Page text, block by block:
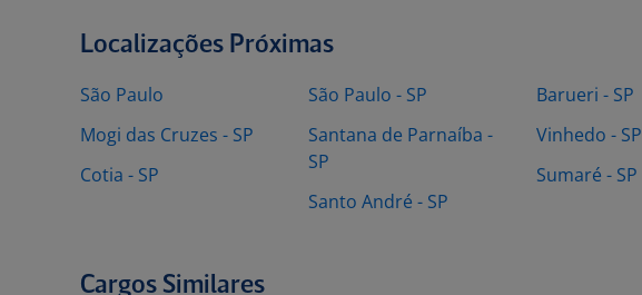
Localizações Próximas
São Paulo
Mogi das Cruzes - SP
Cotia - SP
São Paulo - SP
Santana de Parnaíba -
SP
Santo André - SP
Barueri - SP
Vinhedo - SP
Sumaré - SP
Cargos Similares